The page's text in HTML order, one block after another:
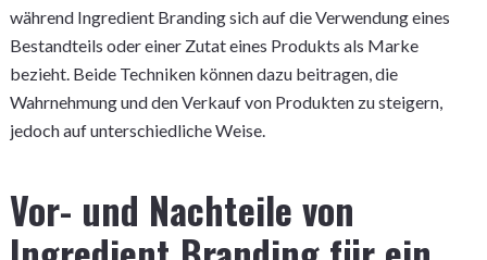
während Ingredient Branding sich auf die Verwendung eines
Bestandteils oder einer Zutat eines Produkts als Marke
bezieht. Beide Techniken können dazu beitragen, die
Wahrnehmung und den Verkauf von Produkten zu steigern,
jedoch auf unterschiedliche Weise.
Vor- und Nachteile von